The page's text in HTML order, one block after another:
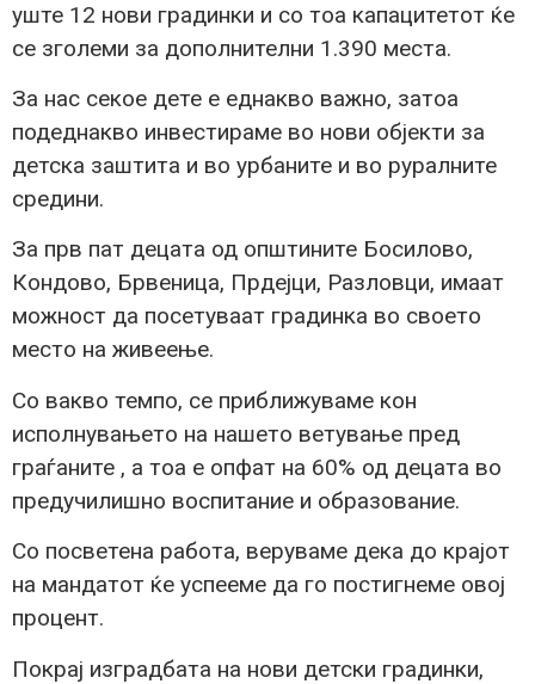
уште 12 нови градинки и со тоа капацитетот ќе
се зголеми за дополнителни 1.390 места.
За нас секое дете е еднакво важно, затоа
подеднакво инвестираме во нови објекти за
детска заштита и во урбаните и во руралните
средини.
За прв пат децата од општините Босилово,
Кондово, Брвеница, Прдејци, Разловци, имаат
можност да посетуваат градинка во своето
место на живеење.
Со вакво темпо, се приближуваме кон
исполнувањето на нашето ветување пред
граѓаните , а тоа е опфат на 60% од децата во
предучилишно воспитание и образование.
Со посветена работа, веруваме дека до крајот
на мандатот ќе успееме да го постигнеме овој
процент.
Покрај изградбата на нови детски градинки,